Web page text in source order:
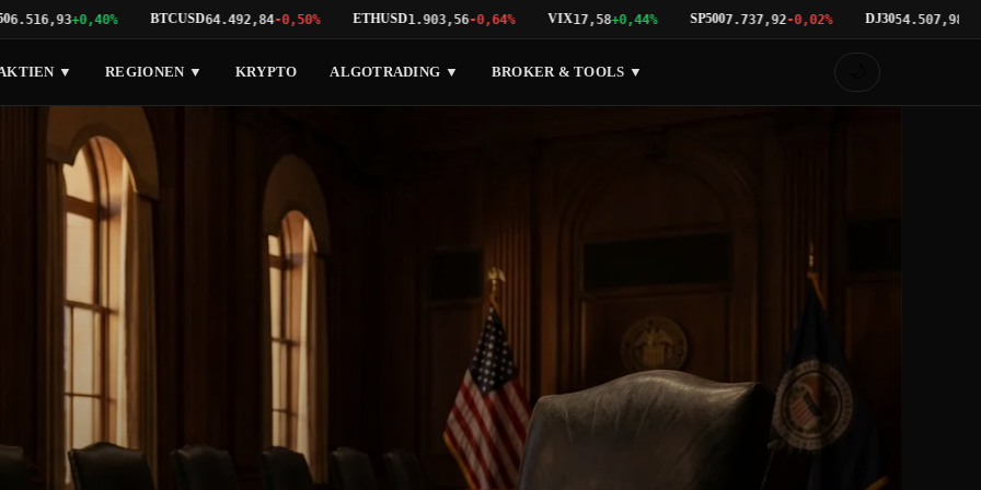
+0,40% BTCUSD64.492,84-0,50% ETHUSD1.903,56-0,64% VIX 17,58+0,44% SP5007.737,92-0,02% DJ30 54.507,98+0,05%
▼ REGIONEN ▼ KRYPTO ALGOTRADING ▼ BROKER & TOOLS ▼